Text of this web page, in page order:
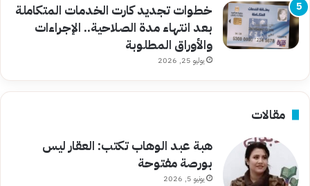
خطوات تجديد كارت الخدمات المتكاملة
بعد انتهاء مدة الصلاحية.. الإجراءات
والأوراق المطلوبة
يوليو 25, 2026
مقالات
هبة عبد الوهاب تكتب: العقار ليس
بورصة مفتوحة
يونيو 5, 2026